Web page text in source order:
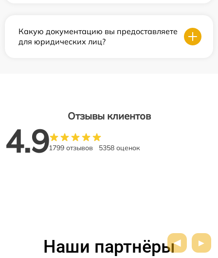
Какую документацию вы предоставляете
для юридических лиц?
Отзывы клиентов
4.91799 отзывов 5358 оценок
Наши партнёры